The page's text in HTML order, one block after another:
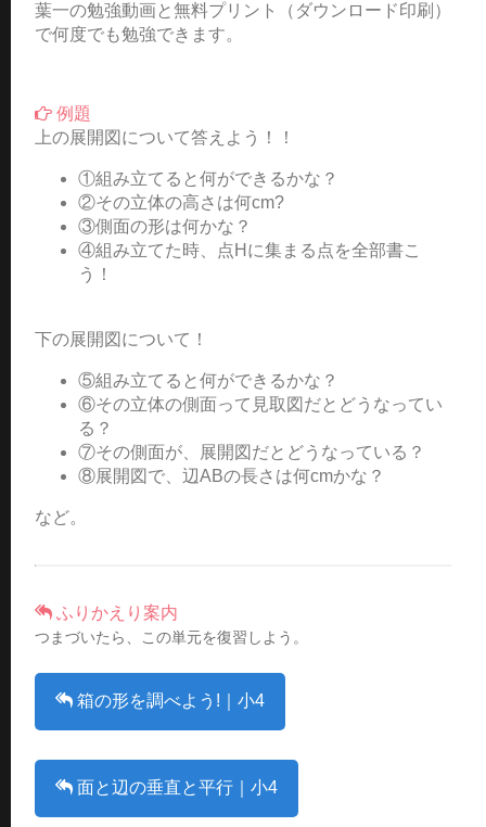
葉一の勉強動画と無料プリント（ダウンロード印刷）
で何度でも勉強できます。
例題
上の展開図について答えよう！！
①組み立てると何ができるかな？
②その立体の高さは何cm?
③側面の形は何かな？
④組み立てた時、点Hに集まる点を全部書こ
う！
下の展開図について！
⑤組み立てると何ができるかな？
⑥その立体の側面って見取図だとどうなってい
る？
⑦その側面が、展開図だとどうなっている？
⑧展開図で、辺ABの長さは何cmかな？
など。
ふりかえり案内
つまづいたら、この単元を復習しよう。
箱の形を調べよう!｜小4
面と辺の垂直と平行｜小4